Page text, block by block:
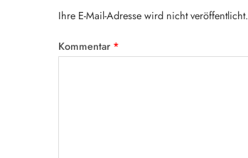
Ihre E-Mail-Adresse wird nicht veröffentlicht.
Kommentar *